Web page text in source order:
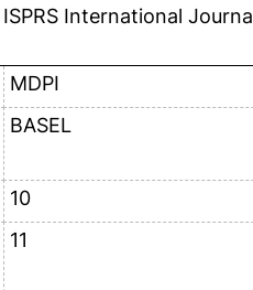
ISPRS International
MDPI
BASEL
10
11